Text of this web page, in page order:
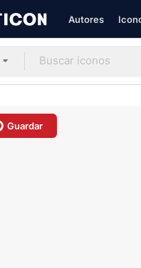
Autores
Guardar